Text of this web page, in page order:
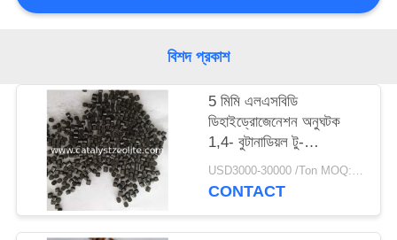
PRIVACY
POLICY
বিশদ প্রকাশ
5 মিমি এলএসবিডি
ডিহাইড্রোজেনেশন অনুঘটক
1,4- বুটানাডিয়ল টু-
বুট্রোল্যাকটনের
USD3000-30000 /Ton MOQ:1 কিলোগ্রাম
CONTACT